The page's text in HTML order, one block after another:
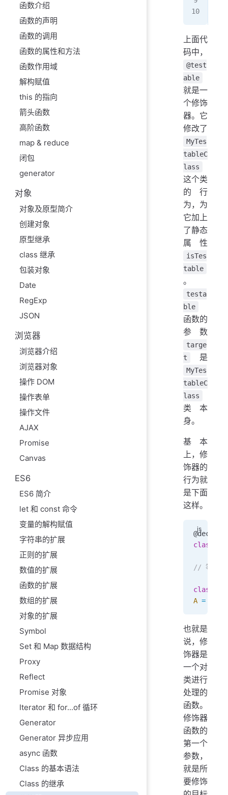
函数介绍
函数的声明
函数的调用
函数的属性和方法
函数作用域
解构赋值
this 的指向
箭头函数
高阶函数
map & reduce
闭包
generator
对象
对象及原型简介
创建对象
原型继承
class 继承
包装对象
Date
RegExp
JSON
浏览器
浏览器介绍
浏览器对象
操作 DOM
操作表单
操作文件
AJAX
Promise
Canvas
ES6
ES6 简介
let 和 const 命令
变量的解构赋值
字符串的扩展
正则的扩展
数值的扩展
函数的扩展
数组的扩展
对象的扩展
Symbol
Set 和 Map 数据结构
Proxy
Reflect
Promise 对象
Iterator 和 for...of 循环
Generator
Generator 异步应用
async 函数
Class 的基本语法
Class 的继承
上面代
码中，
@test
able
就是一
个修饰
器。它
修改了
MyTes
tableC
lass
这个类
的行
为，为
它加上
了静态
属性
isTes
table
。
testa
ble
函数的
参数
targe
t
是
MyTes
tableC
lass
类本
身。
基本
上，修
饰器的
行为就
是下面
这样。
@
class
// 等同于
class
A =
也就是
说，修
饰器是
一个对
类进行
处理的
函数。
修饰器
函数的
第一个
参数，
就是所
要修饰